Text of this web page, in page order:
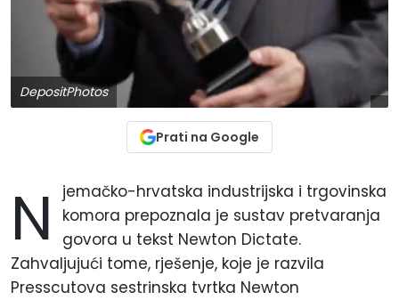
DepositPhotos
Prati na Google
N
jemačko-hrvatska industrijska i trgovinska
komora prepoznala je sustav pretvaranja
govora u tekst Newton Dictate.
Zahvaljujući tome, rješenje, koje je razvila
Presscutova sestrinska tvrtka Newton